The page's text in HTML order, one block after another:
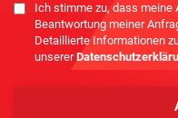
Einwilligung
Ich stimme zu, dass meine
Beantwortung meiner
Detaillierte Informationen
unserer